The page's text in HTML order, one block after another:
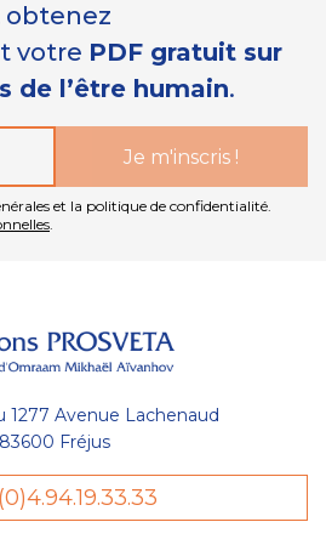
obtenez
votre PDF gratuit sur
de l’être humain.
et la politique de confidentialité.
.
1277 Avenue Lachenaud
83600 Fréjus